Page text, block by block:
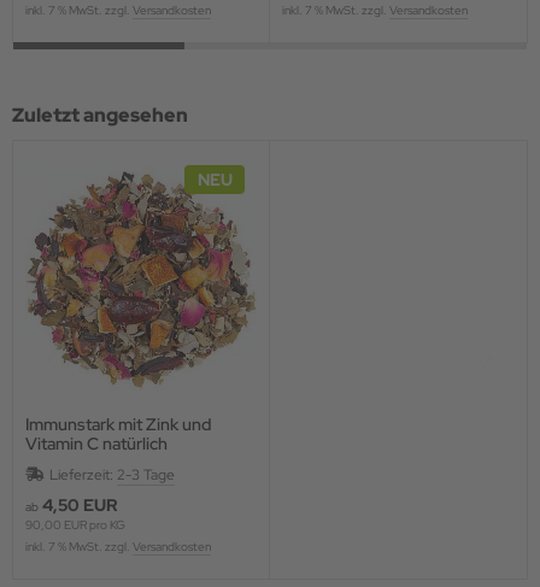
inkl. 7 % MwSt. zzgl. Versandkosten
inkl. 7 % MwSt. zzgl. Versandkosten
Zuletzt angesehen
NEU
Immunstark mit Zink und
Vitamin C natürlich
Lieferzeit: 2-3 Tage
ab 4,50 EUR
90,00 EUR pro KG
inkl. 7 % MwSt. zzgl. Versandkosten